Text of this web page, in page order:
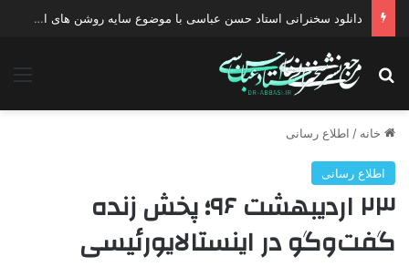
دانلود سخنرانی استاد حسن عباسی با موضوع چهار انتخاب ۱۴۰۰
جستجو برای
خانه / اطلاع رسانی
اطلاع رسانی
۲۳ اردیبهشت ۹۶؛ پخش زنده
گفت‌وگو در اینستالایورئیسی